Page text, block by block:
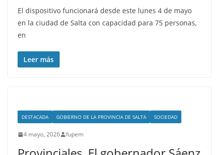
El dispositivo funcionará desde este lunes 4 de mayo
en la ciudad de Salta con capacidad para 75 personas,
en
Leer más
DESTACADA GOBIERNO DE LA PROVINCIA DE SALTA SOCIEDAD
4 mayo, 2026 fupem